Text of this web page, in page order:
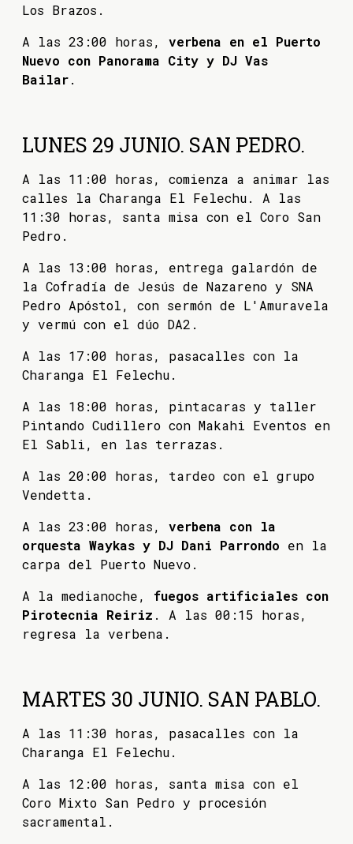
Los Brazos.
A las 23:00 horas, verbena en el Puerto
Nuevo con Panorama City y DJ Vas
Bailar.
LUNES 29 JUNIO. SAN PEDRO.
A las 11:00 horas, comienza a animar las
calles la Charanga El Felechu. A las
11:30 horas, santa misa con el Coro San
Pedro.
A las 13:00 horas, entrega galardón de
la Cofradía de Jesús de Nazareno y SNA
Pedro Apóstol, con sermón de L'Amuravela
y vermú con el dúo DA2.
A las 17:00 horas, pasacalles con la
Charanga El Felechu.
A las 18:00 horas, pintacaras y taller
Pintando Cudillero con Makahi Eventos en
El Sabli, en las terrazas.
A las 20:00 horas, tardeo con el grupo
Vendetta.
A las 23:00 horas, verbena con la
orquesta Waykas y DJ Dani Parrondo en la
carpa del Puerto Nuevo.
A la medianoche, fuegos artificiales con
Pirotecnia Reiriz . A las 00:15 horas,
regresa la verbena.
MARTES 30 JUNIO. SAN PABLO.
A las 11:30 horas, pasacalles con la
Charanga El Felechu.
A las 12:00 horas, santa misa con el
Coro Mixto San Pedro y procesión
sacramental.